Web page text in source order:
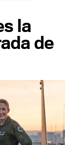
la
de